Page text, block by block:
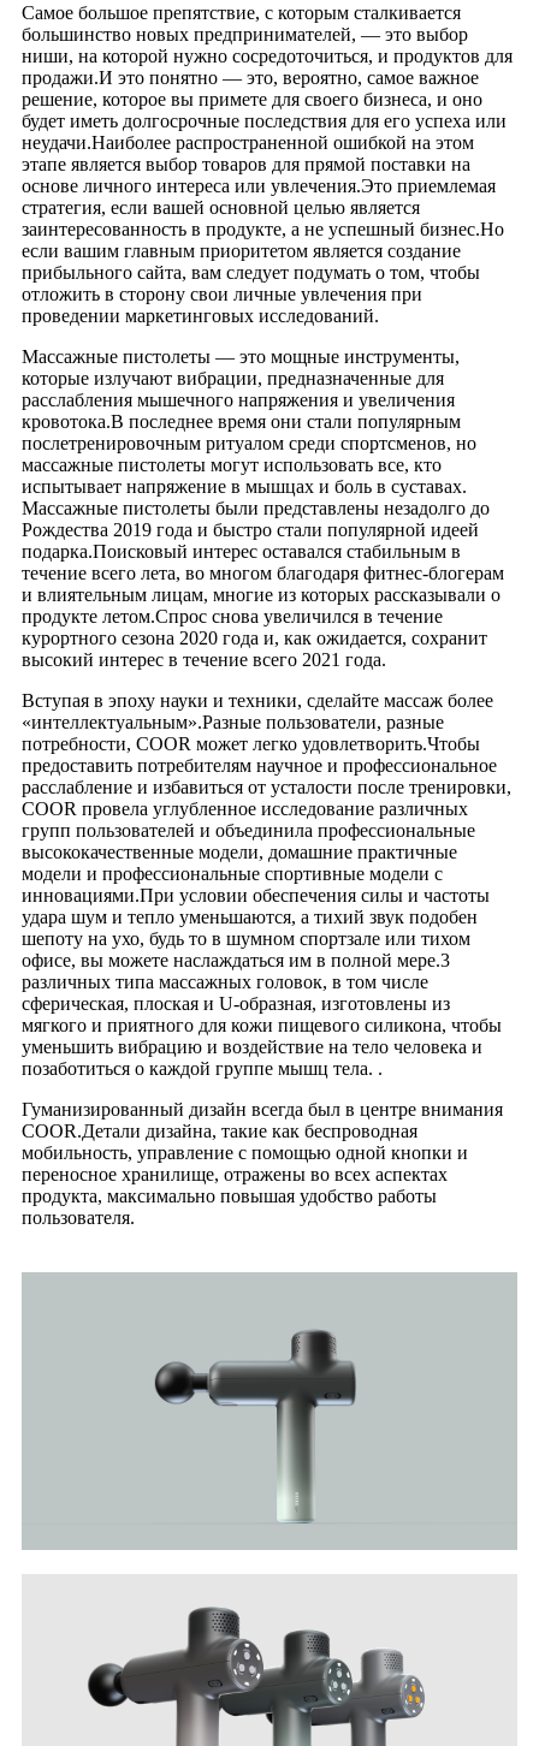
Самое большое препятствие, с которым сталкивается
большинство новых предпринимателей, — это выбор
ниши, на которой нужно сосредоточиться, и продуктов для
продажи.И это понятно⁠ — это, вероятно, самое важное
решение, которое вы примете для своего бизнеса, и оно
будет иметь долгосрочные последствия для его успеха или
неудачи.Наиболее распространенной ошибкой на этом
этапе является выбор товаров для прямой поставки на
основе личного интереса или увлечения.Это приемлемая
стратегия, если вашей основной целью является
заинтересованность в продукте, а не успешный бизнес.Но
если вашим главным приоритетом является создание
прибыльного сайта, вам следует подумать о том, чтобы
отложить в сторону свои личные увлечения при
проведении маркетинговых исследований.
Массажные пистолеты — это мощные инструменты,
которые излучают вибрации, предназначенные для
расслабления мышечного напряжения и увеличения
кровотока.В последнее время они стали популярным
послетренировочным ритуалом среди спортсменов, но
массажные пистолеты могут использовать все, кто
испытывает напряжение в мышцах и боль в суставах.
Массажные пистолеты были представлены незадолго до
Рождества 2019 года и быстро стали популярной идеей
подарка.Поисковый интерес оставался стабильным в
течение всего лета, во многом благодаря фитнес-блогерам
и влиятельным лицам, многие из которых рассказывали о
продукте летом.Спрос снова увеличился в течение
курортного сезона 2020 года и, как ожидается, сохранит
высокий интерес в течение всего 2021 года.
Вступая в эпоху науки и техники, сделайте массаж более
«интеллектуальным».Разные пользователи, разные
потребности, COOR может легко удовлетворить.Чтобы
предоставить потребителям научное и профессиональное
расслабление и избавиться от усталости после тренировки,
COOR провела углубленное исследование различных
групп пользователей и объединила профессиональные
высококачественные модели, домашние практичные
модели и профессиональные спортивные модели с
инновациями.При условии обеспечения силы и частоты
удара шум и тепло уменьшаются, а тихий звук подобен
шепоту на ухо, будь то в шумном спортзале или тихом
офисе, вы можете наслаждаться им в полной мере.3
различных типа массажных головок, в том числе
сферическая, плоская и U-образная, изготовлены из
мягкого и приятного для кожи пищевого силикона, чтобы
уменьшить вибрацию и воздействие на тело человека и
позаботиться о каждой группе мышц тела. .
Гуманизированный дизайн всегда был в центре внимания
COOR.Детали дизайна, такие как беспроводная
мобильность, управление с помощью одной кнопки и
переносное хранилище, отражены во всех аспектах
продукта, максимально повышая удобство работы
пользователя.